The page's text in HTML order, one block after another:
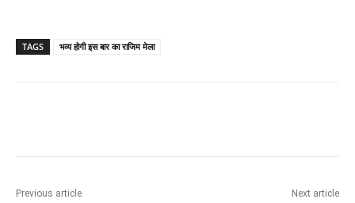
TAGS भव्य होगी इस बार का राजिम मेला
Previous article Next article